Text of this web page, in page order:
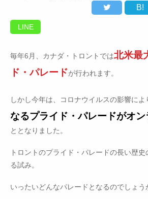
B!
LINE
毎年6月、カナダ・トロントでは北米最
ド・パレードが行われます。
しかし今年は、コロナウイルスの影響によ
なるプライド・パレードがオン
ととなりました。
トロントのプライド・パレードの長い歴
る試み。
いったいどんなパレードとなるのでしょう